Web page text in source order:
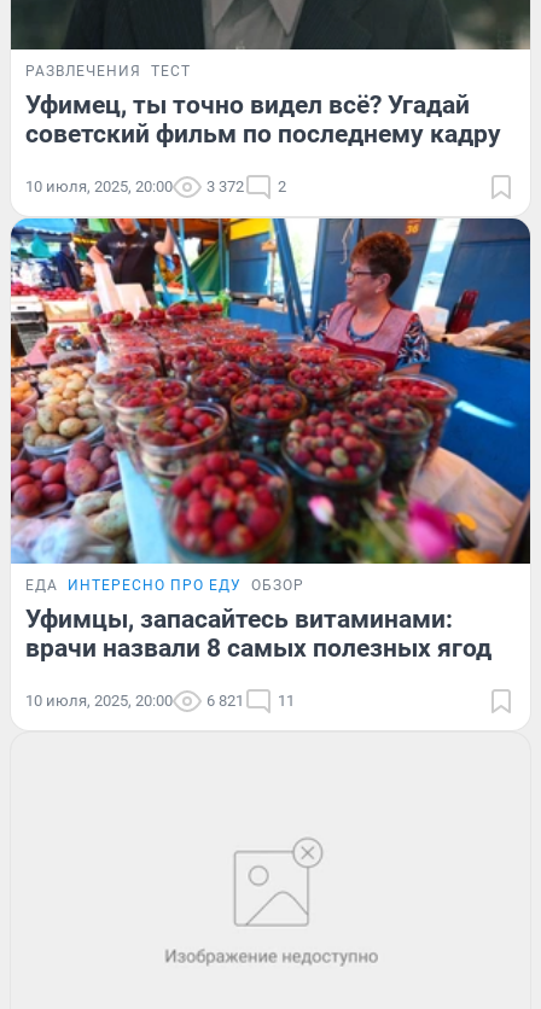
РАЗВЛЕЧЕНИЯ ТЕСТ
Уфимец, ты точно видел всё? Угадай
советский фильм по последнему кадру
10 июля, 2025, 20:00 3 372 2
ЕДА ИНТЕРЕСНО ПРО ЕДУ ОБЗОР
Уфимцы, запасайтесь витаминами:
врачи назвали 8 самых полезных ягод
10 июля, 2025, 20:00 6 821 11